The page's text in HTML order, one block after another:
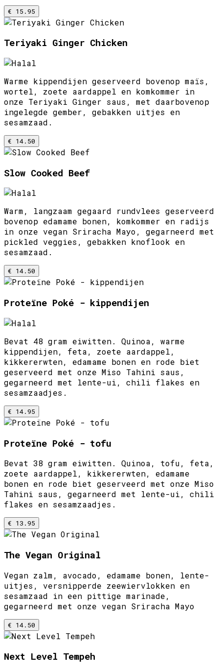
€ 15.95
Teriyaki Ginger Chicken
Warme kippendijen geserveerd bovenop maïs,
wortel, zoete aardappel en komkommer in
onze Teriyaki Ginger saus, met daarbovenop
ingelegde gember, gebakken uitjes en
sesamzaad.
€ 14.50
Slow Cooked Beef
Warm, langzaam gegaard rundvlees geserveerd
bovenop edamame bonen, komkommer en radijs
in onze vegan Sriracha Mayo, gegarneerd met
pickled veggies, gebakken knoflook en
sesamzaad.
€ 14.50
Proteïne Poké - kippendijen
Bevat 48 gram eiwitten. Quinoa, warme
kippendijen, feta, zoete aardappel,
kikkererwten, edamame bonen en rode biet
geserveerd met onze Miso Tahini saus,
gegarneerd met lente-ui, chili flakes en
sesamzaadjes.
€ 14.95
Proteïne Poké - tofu
Bevat 38 gram eiwitten. Quinoa, tofu, feta,
zoete aardappel, kikkererwten, edamame
bonen en rode biet geserveerd met onze Miso
Tahini saus, gegarneerd met lente-ui, chili
flakes en sesamzaadjes.
€ 13.95
The Vegan Original
Vegan zalm, avocado, edamame bonen, lente-
uitjes, versnipperde zeewiervlokken en
sesamzaad in een pittige marinade,
gegarneerd met onze vegan Sriracha Mayo
€ 14.50
Next Level Tempeh